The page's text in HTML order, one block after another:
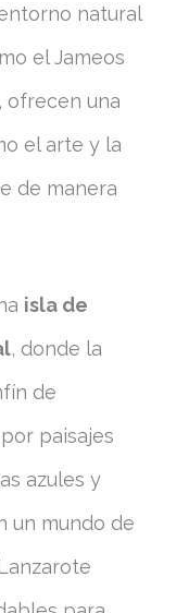
natural
el Jameos
ofrecen una
el arte y la
de manera
isla de
, donde la
de
paisajes
azules y
un mundo de